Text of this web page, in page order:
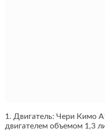
1. Двигатель: Чери Кимо
двигателем объемом 1,3